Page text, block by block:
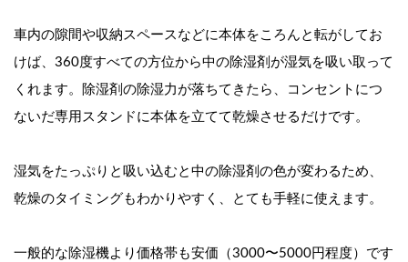
車内の隙間や収納スペースなどに本体をころんと転がしてお
けば、360度すべての方位から中の除湿剤が湿気を吸い取って
くれます。除湿剤の除湿力が落ちてきたら、コンセントにつ
ないだ専用スタンドに本体を立てて乾燥させるだけです。
湿気をたっぷりと吸い込むと中の除湿剤の色が変わるため、
乾燥のタイミングもわかりやすく、とても手軽に使えます。
一般的な除湿機より価格帯も安価（3000〜5000円程度）です